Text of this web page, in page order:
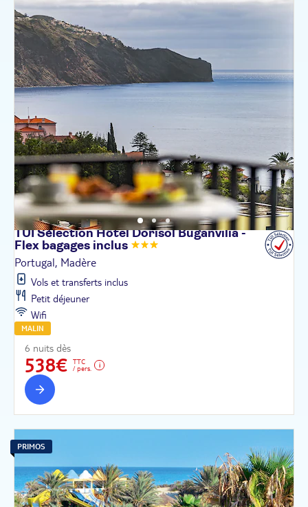
TUI Sélection Hôtel Dorisol Buganvilia -
Flex bagages inclus
Portugal, Madère
Vols et transferts inclus
Petit déjeuner
Wifi
MALIN
6 nuits dès
538€
TTC
/ pers.
PRIMOS